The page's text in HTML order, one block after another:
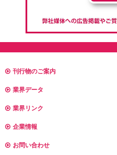
刊行物のご案内
業界データ
業界リンク
企業情報
お問い合わせ